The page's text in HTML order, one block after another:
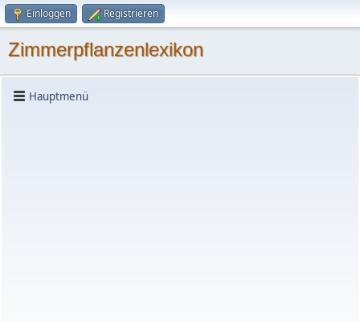
Einloggen Registrieren
Zimmerpflanzenlexikon
Hauptmenü